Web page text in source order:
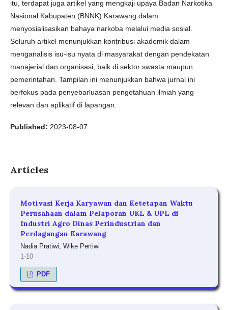
itu, terdapat juga artikel yang mengkaji upaya Badan Narkotika
Nasional Kabupaten (BNNK) Karawang dalam
menyosialisasikan bahaya narkoba melalui media sosial.
Seluruh artikel menunjukkan kontribusi akademik dalam
menganalisis isu-isu nyata di masyarakat dengan pendekatan
manajerial dan organisasi, baik di sektor swasta maupun
pemerintahan. Tampilan ini menunjukkan bahwa jurnal ini
berfokus pada penyebarluasan pengetahuan ilmiah yang
relevan dan aplikatif di lapangan.
Published: 2023-08-07
Articles
Motivasi Kerja Karyawan dan Ketetapan Waktu
Perusahaan dalam Pelaporan UKL & UPL di
Industri Agro Dinas Perindustrian dan
Perdagangan Karawang
Nadia Pratiwi, Wike Pertiwi
1-10
PDF